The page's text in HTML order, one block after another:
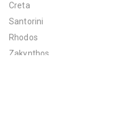
Creta
Santorini
Rhodos
Zakynthos